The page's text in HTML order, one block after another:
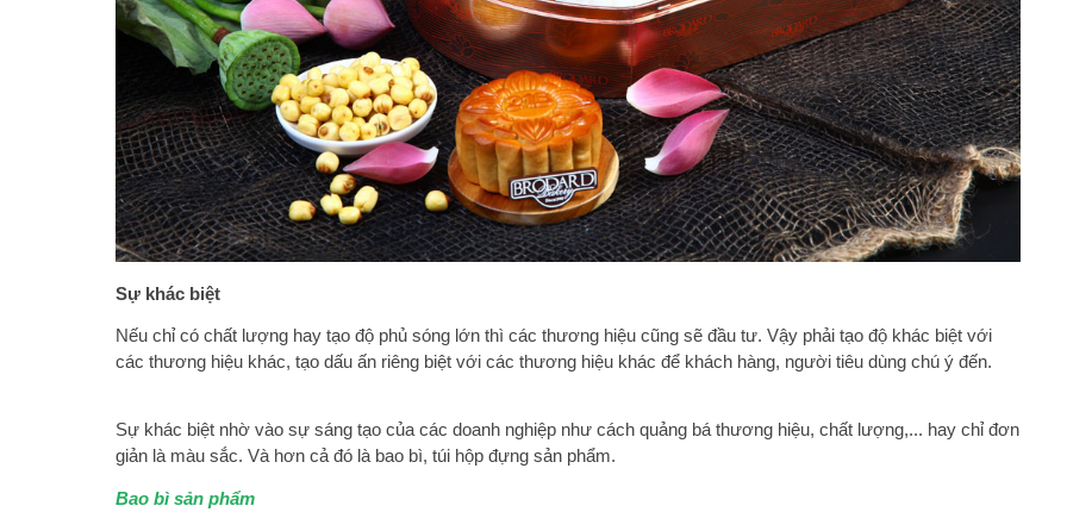
Sự khác biệt
Nếu chỉ có chất lượng hay tạo độ phủ sóng lớn thì các thương hiệu cũng sẽ đầu tư. Vậy phải tạo độ khác biệt với
các thương hiệu khác, tạo dấu ấn riêng biệt với các thương hiệu khác để khách hàng, người tiêu dùng chú ý đến.
Sự khác biệt nhờ vào sự sáng tạo của các doanh nghiệp như cách quảng bá thương hiệu, chất lượng,... hay chỉ đơn
giản là màu sắc. Và hơn cả đó là bao bì, túi hộp đựng sản phẩm.
Bao bì sản phẩm